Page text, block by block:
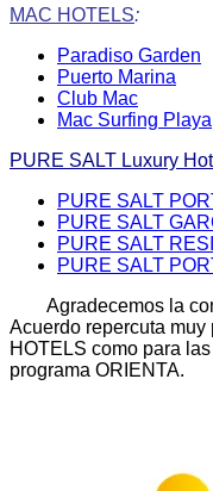
MAC HOTELS:
Paradiso Garden
Puerto Marina
Club Mac
Mac Surfing Playa
PURE SALT Luxury
PURE SALT
PURE SALT
PURE SALT
PURE SALT
Agradecemos la
Acuerdo repercuta
HOTELS como para
programa ORIENTA.